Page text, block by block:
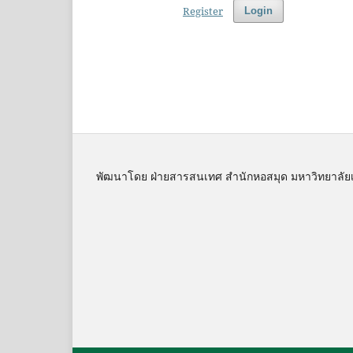
Login
Register
พัฒนาโดย ฝ่ายสารสนเทศ สำนักหอสมุด มหาวิทยาลัย